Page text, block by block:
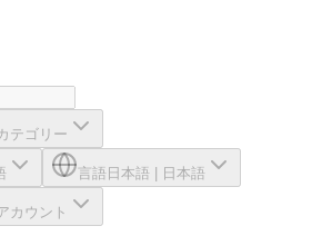
テゴリー
言語 日本語 日本語
カウント